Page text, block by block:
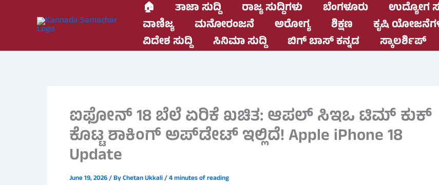
🏠 ತಾಜಾ ಸುದ್ದಿ ರಾಜ್ಯ ಸುದ್ದಿಗಳು ಬೆಂಗಳೂರು ಉದ್ಯೋಗ
ವಾಣಿಜ್ಯ
ಮನೋರಂಜನೆ ಅರೋಗ್ಯ ಶಿಕ್ಷಣ ಕೃಷಿ
ವಿದೇಶ ಸುದ್ದಿ
ಸಿನಿಮಾ ಸುದ್ದಿ ಬಿಗ್ ಬಾಸ್ ಕನ್ನಡ ಸ್ಕಾಲರ್ಶಿಪ್
ಐಫೋನ್ 18 ಬೆಲೆ ಏರಿಕೆ ಖಚಿತ: ಆಪಲ್ ಸಿಇಒ ಟಿಮ್ ಕುಕ್
ಕೊಟ್ಟ ಶಾಕಿಂಗ್ ಅಪ್‌ಡೇಟ್ ಇಲ್ಲಿದೆ! Apple iPhone 18
Update
June 19, 2026/ ByChetan Ukkali/4 minutes of reading